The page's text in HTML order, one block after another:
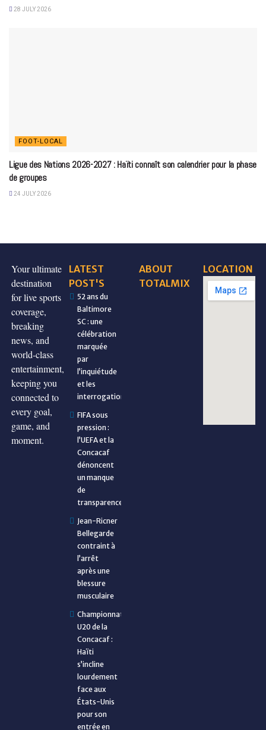
28 JULY 2026
FOOT-LOCAL
Ligue des Nations 2026-2027 : Haïti connaît son calendrier pour la phase
de groupes
24 JULY 2026
Your ultimate
destination
for live sports
coverage,
breaking
news, and
world-class
entertainment,
keeping you
connected to
every goal,
game, and
moment.
LATEST
POST'S
52 ans du
Baltimore
SC : une
célébration
marquée
par
l’inquiétude
et les
interrogations
FIFA sous
pression :
l’UEFA et la
Concacaf
dénoncent
un manque
de
transparence
Jean-Ricner
Bellegarde
contraint à
l’arrêt
après une
blessure
musculaire
Championnat
U20 de la
Concacaf :
Haïti
s’incline
lourdement
face aux
États-Unis
pour son
entrée en
ABOUT
TOTALMIX
LOCATION